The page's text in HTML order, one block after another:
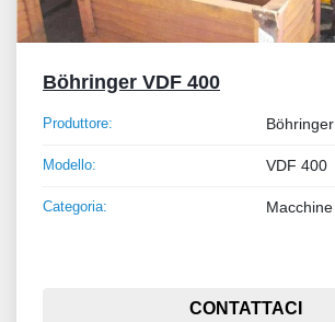
Böhringer VDF 400
Produttore: Böhringer
Modello: VDF 400
Categoria:
CONTATTACI